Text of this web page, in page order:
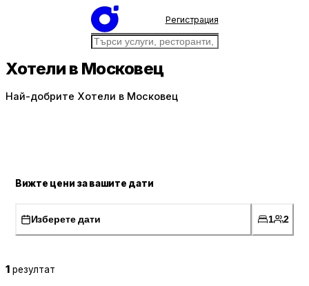
Регистрация
Хотели в Московец
Най-добрите Хотели в Московец
Вижте цени за вашите дати
Изберете дати 1 2
1 резултат